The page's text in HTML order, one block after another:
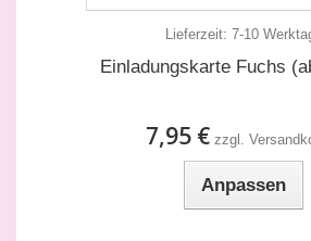
Lieferzeit: 7-10
Einladungskarte Fuchs
7,95 € zzgl.
Anpassen